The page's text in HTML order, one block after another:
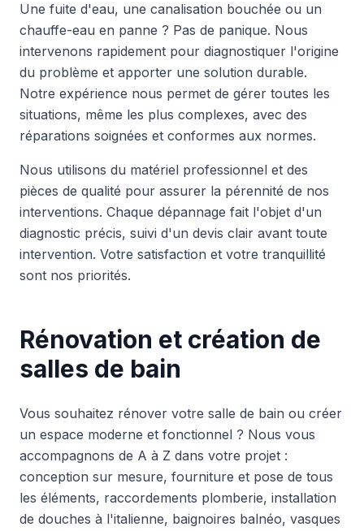
Une fuite d'eau, une canalisation bouchée ou un
chauffe-eau en panne ? Pas de panique. Nous
intervenons rapidement pour diagnostiquer l'origine
du problème et apporter une solution durable.
Notre expérience nous permet de gérer toutes les
situations, même les plus complexes, avec des
réparations soignées et conformes aux normes.
Nous utilisons du matériel professionnel et des
pièces de qualité pour assurer la pérennité de nos
interventions. Chaque dépannage fait l'objet d'un
diagnostic précis, suivi d'un devis clair avant toute
intervention. Votre satisfaction et votre tranquillité
sont nos priorités.
Rénovation et création de
salles de bain
Vous souhaitez rénover votre salle de bain ou créer
un espace moderne et fonctionnel ? Nous vous
accompagnons de A à Z dans votre projet :
conception sur mesure, fourniture et pose de tous
les éléments, raccordements plomberie, installation
de douches à l'italienne, baignoires balnéo, vasques